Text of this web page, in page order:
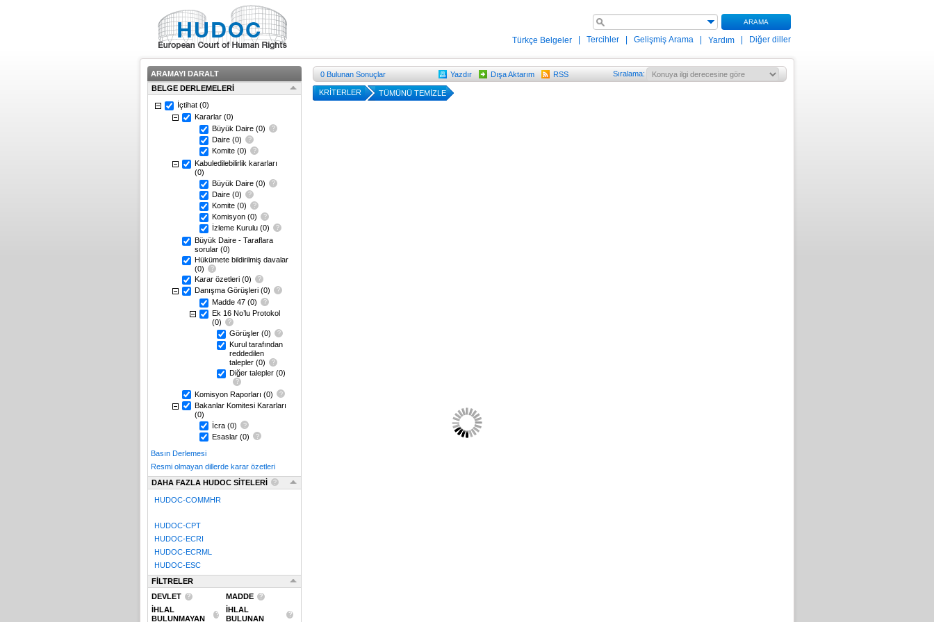
ARAMA
Türkçe Belgeler Tercihler Gelişmiş Arama Yardım Diğer diller
ARAMAYI DARALT
BELGE DERLEMELERİ
İçtihat (0)
Kararlar (0)
Büyük Daire (0)
Daire (0)
Komite (0)
Kabuledilebilirlik kararları
(0)
Büyük Daire (0)
Daire (0)
Komite (0)
Komisyon (0)
İzleme Kurulu (0)
Büyük Daire - Taraflara
sorular (0)
Hükümete bildirilmiş davalar
(0)
Karar özetleri (0)
Danışma Görüşleri (0)
Madde 47 (0)
Ek 16 No’lu Protokol
(0)
Görüşler (0)
Kurul tarafından
reddedilen
talepler (0)
Diğer talepler (0)
Komisyon Raporları (0)
Bakanlar Komitesi Kararları
(0)
İcra (0)
Esaslar (0)
Basın Derlemesi
Resmi olmayan dillerde karar özetleri
DAHA FAZLA HUDOC SİTELERİ
HUDOC-COMMHR
HUDOC-CPT
HUDOC-ECRI
HUDOC-ECRML
HUDOC-ESC
FİLTRELER
DEVLET
MADDE
İHLAL
BULUNMAYAN
İHLAL
BULUNAN
0 Bulunan Sonuçlar Yazdır Dışa Aktarım RSS Sıralama:
KRİTERLER TÜMÜNÜ TEMİZLE